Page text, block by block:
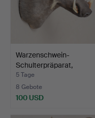
Warzenschwein-
Schulterpräparat,
ausgestopf…
5 Tage
8 Gebote
100 USD